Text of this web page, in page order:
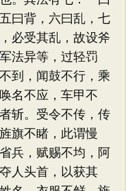
曰背，六曰乱，七
必受其乱，故设斧
法异等，过轻罚
到，闻鼓不行，乘
名不应，车甲不
斩。受令不传，传
旗不睹，此谓慢
兵，赋赐不均，阿
人头首，以获其